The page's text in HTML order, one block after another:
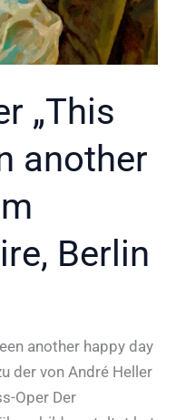
„This
another
Berlin
another happy day
der von André Heller
Oper Der